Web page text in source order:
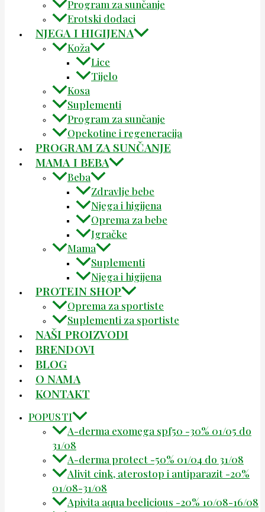
Program za sunčanje
Erotski dodaci
NJEGA I HIGIJENA
Koža
Lice
Tijelo
Kosa
Suplementi
Program za sunčanje
Opekotine i regeneracija
PROGRAM ZA SUNČANJE
MAMA I BEBA
Beba
Zdravlje bebe
Njega i higijena
Oprema za bebe
Igračke
Mama
Suplementi
Njega i higijena
PROTEIN SHOP
Oprema za sportiste
Suplementi za sportiste
NAŠI PROIZVODI
BRENDOVI
BLOG
O NAMA
KONTAKT
POPUSTI
A-derma exomega spf50 -30% 01/05 do
31/08
A-derma protect -50% 01/04 do 31/08
Alivit cink, aterostop i antiparazit -20%
01/08-31/08
Apivita aqua beelicious -20% 10/08-16/08